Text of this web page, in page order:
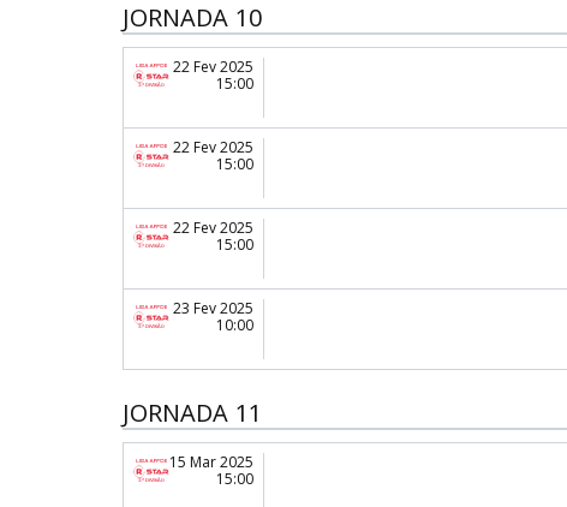
JORNADA 10
22 Fev 2025
15:00
22 Fev 2025
15:00
22 Fev 2025
15:00
23 Fev 2025
10:00
JORNADA 11
15 Mar 2025
15:00